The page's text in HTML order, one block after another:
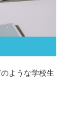
ような学校生